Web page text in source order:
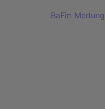
BaFin Medung